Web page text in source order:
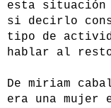
esta
si decirlo
tipo de
hablar al
De miriam
era una mujer